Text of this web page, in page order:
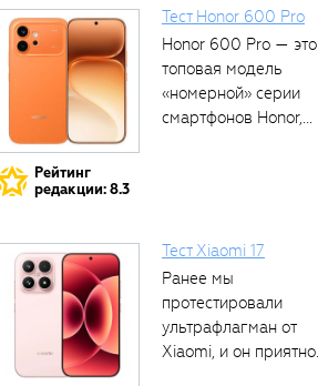
Рейтинг
редакции: 8.3
Тест Honor 600 Pro
Honor 600 Pro — это
топовая модель
«номерной» серии
смартфонов Honor,...
Тест Xiaomi 17
Ранее мы
протестировали
ультрафлагман от
Xiaomi, и он приятно